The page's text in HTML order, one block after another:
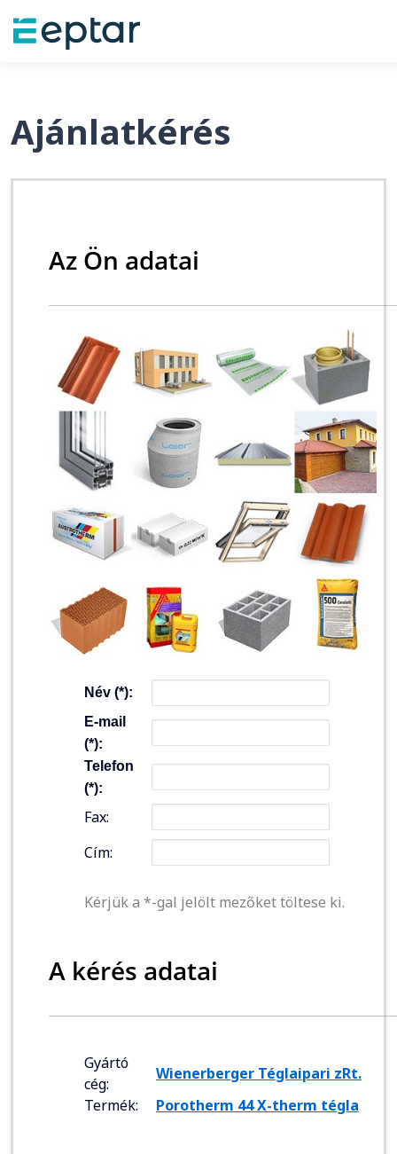
Ajánlatkérés
Az Ön adatai
Név (*):
E-mail
(*):
Telefon
(*):
Fax:
Cím:
Kérjük a *-gal jelölt mezőket töltese ki.
A kérés adatai
Gyártó
cég:
Wienerberger Téglaipari zRt.
Termék:
Porotherm 44 X-therm tégla